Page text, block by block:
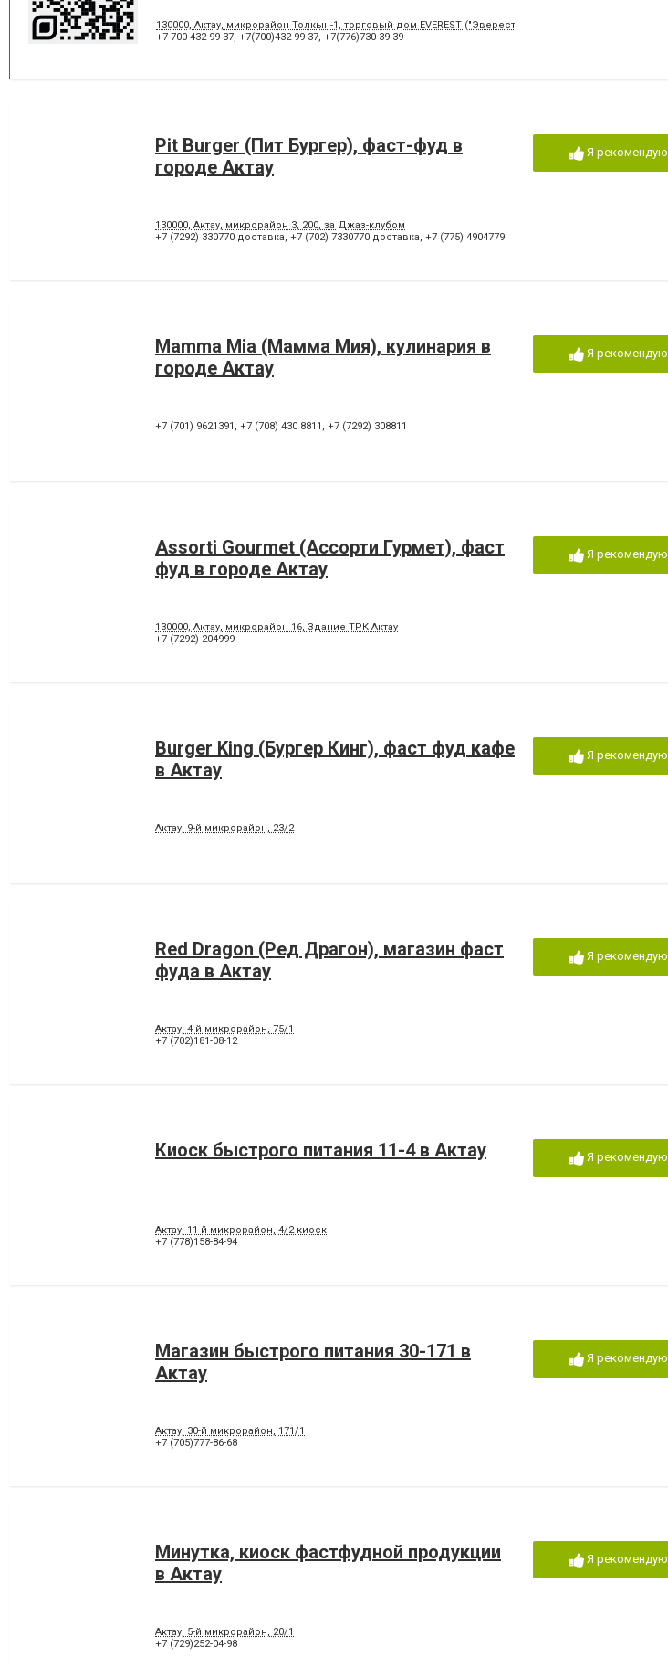
130000, Актау, микрорайон Толкын-1, торговый дом EVEREST ("Эверест"), зд.230-1 этаж
+7 700 432 99 37, +7(700)432-99-37, +7(776)730-39-39
Pit Burger (Пит Бургер), фаст-фуд в
городе Актау
130000, Актау, микрорайон 3, 200, за Джаз-клубом
+7 (7292) 330770 доставка, +7 (702) 7330770 доставка, +7 (775) 4904779
Я рекомендую
Mamma Mia (Мамма Мия), кулинария в
городе Актау
+7 (701) 9621391 , +7 (708) 430 8811 , +7 (7292) 308811
Я рекомендую
Assorti Gourmet (Ассорти Гурмет), фаст
фуд в городе Актау
130000, Актау, микрорайон 16, Здание ТРК Актау
+7 (7292) 204999
Я рекомендую
Burger King (Бургер Кинг), фаст фуд кафе
в Актау
Актау, 9-й микрорайон, 23/2
Я рекомендую
Red Dragon (Ред Драгон), магазин фаст
фуда в Актау
Актау, 4-й микрорайон, 75/1
+7 (702)181-08-12
Я рекомендую
Киоск быстрого питания 11-4 в Актау
Актау, 11-й микрорайон, 4/2 киоск
+7 (778)158-84-94
Я рекомендую
Магазин быстрого питания 30-171 в
Актау
Актау, 30-й микрорайон, 171/1
+7 (705)777-86-68
Я рекомендую
Минутка, киоск фастфудной продукции
в Актау
Актау, 5-й микрорайон, 20/1
+7 (729)252-04-98
Я рекомендую